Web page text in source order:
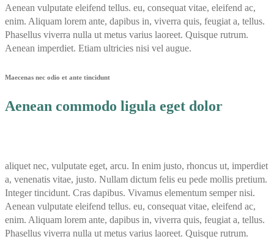
Aenean vulputate eleifend tellus. eu, consequat vitae, eleifend ac,
enim. Aliquam lorem ante, dapibus in, viverra quis, feugiat a, tellus.
Phasellus viverra nulla ut metus varius laoreet. Quisque rutrum.
Aenean imperdiet. Etiam ultricies nisi vel augue.
Maecenas nec odio et ante tincidunt
Aenean commodo ligula eget dolor
aliquet nec, vulputate eget, arcu. In enim justo, rhoncus ut, imperdiet
a, venenatis vitae, justo. Nullam dictum felis eu pede mollis pretium.
Integer tincidunt. Cras dapibus. Vivamus elementum semper nisi.
Aenean vulputate eleifend tellus. eu, consequat vitae, eleifend ac,
enim. Aliquam lorem ante, dapibus in, viverra quis, feugiat a, tellus.
Phasellus viverra nulla ut metus varius laoreet. Quisque rutrum.